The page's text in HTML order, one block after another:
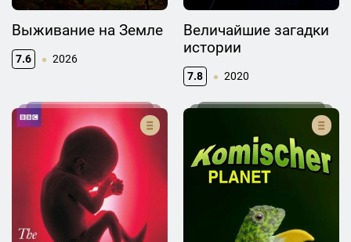
Выживание на Земле
7.6 2026
Величайшие загадки
истории
7.8 2020